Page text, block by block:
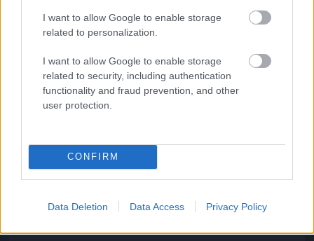
I want to allow Google to enable storage
related to personalization.
I want to allow Google to enable storage
related to security, including authentication
functionality and fraud prevention, and other
user protection.
CONFIRM
Data Deletion Data Access Privacy Policy
A fiatalember 24 éves és 2008 óta építi a testét